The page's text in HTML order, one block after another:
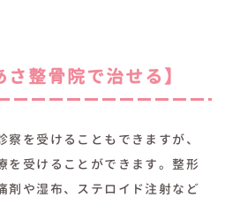
さ整骨院で治せる】
察を受けることもできますが、
を受けることができます。整形
剤や湿布、ステロイド注射など